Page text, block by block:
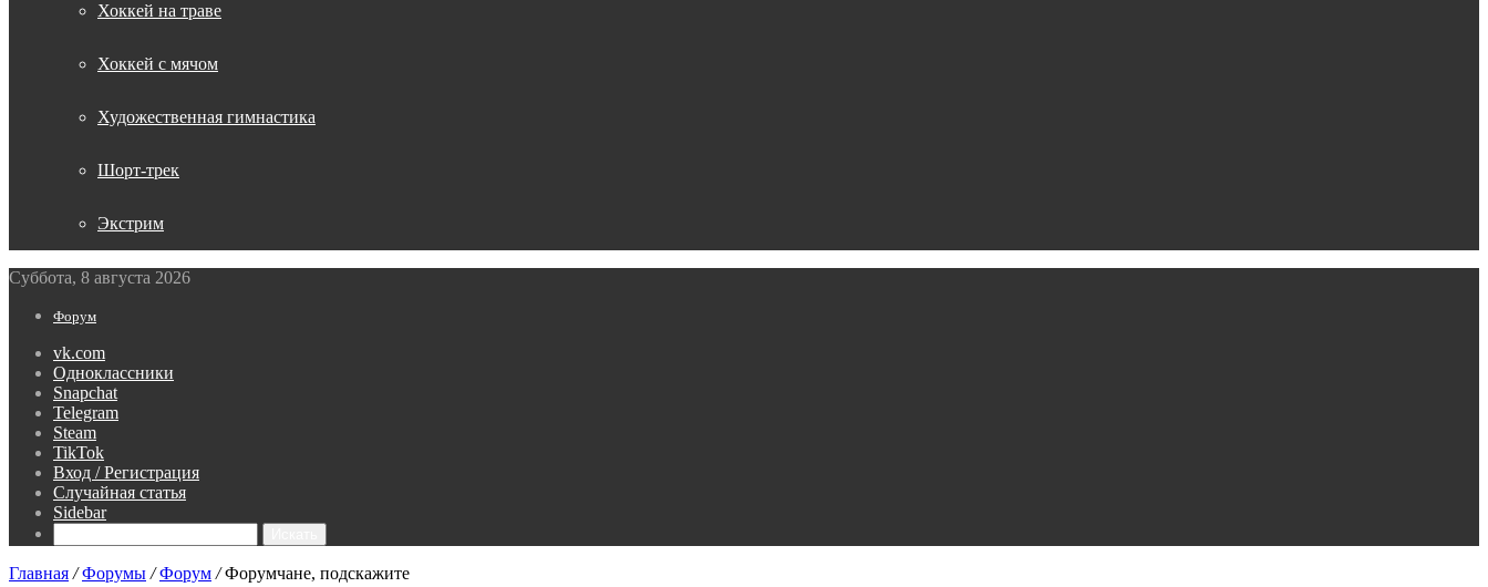
Хоккей на траве
Хоккей с мячом
Художественная гимнастика
Шорт-трек
Экстрим
Суббота, 8 августа 2026
Форум
vk.com
Одноклассники
Snapchat
Telegram
Steam
TikTok
Вход / Регистрация
Случайная статья
Sidebar
Главная / Форумы / Форум / Форумчане, подскажите